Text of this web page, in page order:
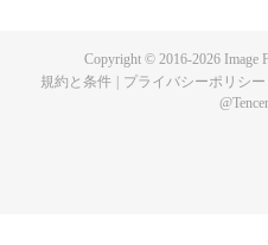
Copyright © 2016-2026Image
規約と条件
プライバシーポリシー
@